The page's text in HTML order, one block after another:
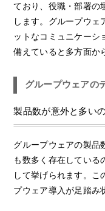
ており、役職・部署の
します。グループウェ
ットなコミュニケーシ
備えていると多方面か
グループウェアの
製品数が意外と多い
グループウェアの製品
も数多く存在している
して挙げられます。こ
プウェア導入が足踏み